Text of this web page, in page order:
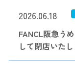
2026.06.18
FANCL阪急う
して閉店いた